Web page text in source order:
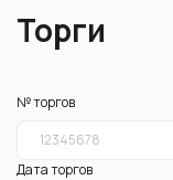
Торги
№ торгов
Дата торгов